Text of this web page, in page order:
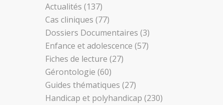
Actualités (137)
Cas cliniques (77)
Dossiers Documentaires (3)
Enfance et adolescence (57)
Fiches de lecture (27)
Gérontologie (60)
Guides thématiques (27)
Handicap et polyhandicap (230)